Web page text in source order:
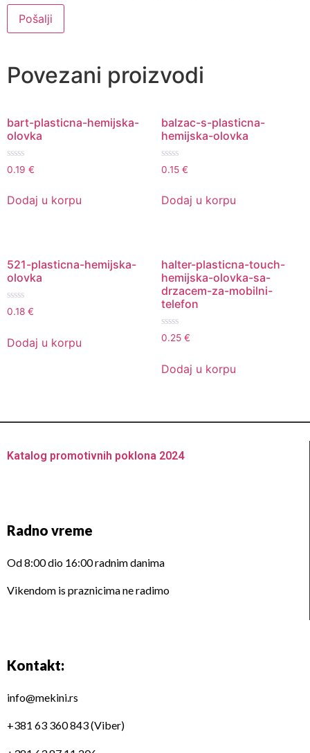
Povezani proizvodi
bart-plasticna-hemijska-
olovka
Ocenjeno
sa
od
5
0.19 €
Dodaj u korpu
balzac-s-plasticna-
hemijska-olovka
Ocenjeno
sa
od
5
0.15 €
Dodaj u korpu
521-plasticna-hemijska-
olovka
Ocenjeno
sa
5
0.18 €
Dodaj u korpu
halter-plasticna-touch-
hemijska-olovka-sa-
drzacem-za-mobilni-
telefon
Ocenjeno
sa
5
0.25 €
Dodaj u korpu
Katalog promotivnih poklona 2024
Radno vreme
Od 8:00 dio 16:00 radnim danima
Vikendom is praznicima ne radimo
Kontakt:
info@mekini.rs
+381 63 360 843 (Viber)